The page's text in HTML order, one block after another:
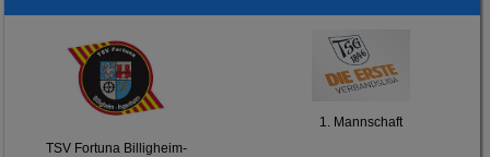
TSV Fortuna Billigheim-
1. Mannschaft